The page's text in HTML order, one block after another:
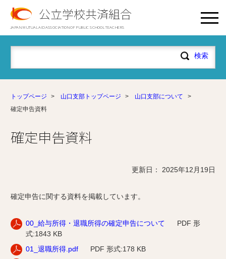
公立学校共済組合
JAPAN MUTUAL AID ASSOCIATION OF PUBLIC SCHOOL TEACHERS
トップページ > 山口支部トップページ > 山口支部について
>
確定申告資料
確定申告資料
更新日： 2025年12月19日
確定申告に関する資料を掲載しています。
00_給与所得・退職所得の確定申告について
PDF 形
式:1843 KB
01_退職所得.pdf
PDF 形式:178 KB